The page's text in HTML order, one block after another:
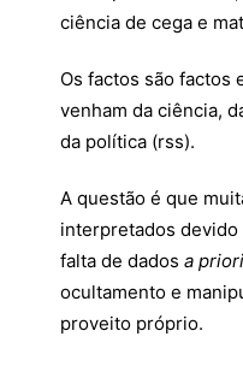
ciência de cega e
Os factos são factos
venham da ciência,
da política (rss).
A questão é que
interpretados
falta de dados a priori
ocultamento e
proveito próprio.